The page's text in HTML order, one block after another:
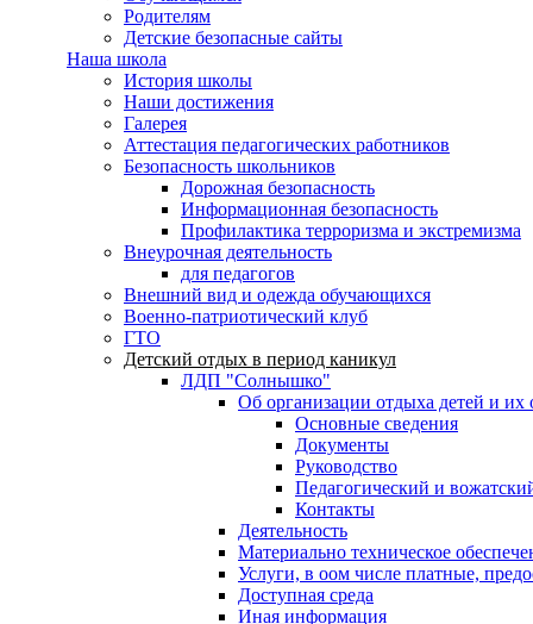
Родителям
Детские безопасные сайты
Наша школа
История школы
Наши достижения
Галерея
Аттестация педагогических работников
Безопасность школьников
Дорожная безопасность
Информационная безопасность
Профилактика терроризма и экстремизма
Внеурочная деятельность
для педагогов
Внешний вид и одежда обучающихся
Военно-патриотический клуб
ГТО
Детский отдых в период каникул
ЛДП "Солнышко"
Об организации отдыха детей и их
Основные сведения
Документы
Руководство
Педагогический и
Контакты
Деятельность
Материально техническое
Услуги, в оом числе платные,
Доступная среда
Иная информация